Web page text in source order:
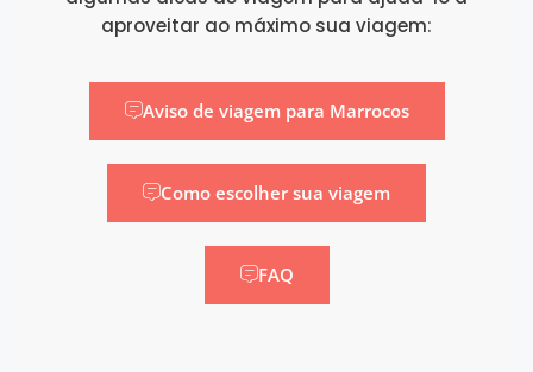
aproveitar ao máximo sua viagem:
Aviso de viagem para Marrocos
Como escolher sua viagem
FAQ